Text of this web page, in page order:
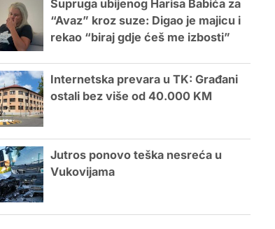
Supruga ubijenog Harisa Babića za
“Avaz” kroz suze: Digao je majicu i
rekao “biraj gdje ćeš me izbosti”
Internetska prevara u TK: Građani
ostali bez više od 40.000 KM
Jutros ponovo teška nesreća u
Vukovijama